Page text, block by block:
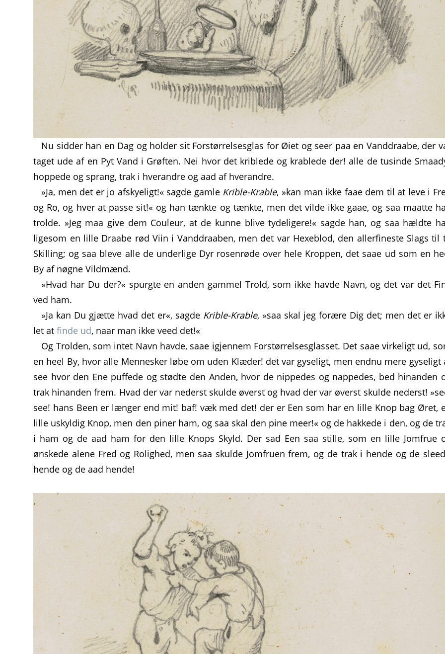
Nu sidder han en Dag og holder sit Forstørrelsesglas for Øiet og seer paa en Vanddraabe, der
taget ude af en Pyt Vand i Grøften. Nei hvor det kriblede og krablede der! alle de tusinde
hoppede og sprang, trak i hverandre og aad af hverandre.
»Ja, men det er jo afskyeligt!« sagde gamle Krible-Krable, »kan man ikke faae dem til at leve i
og Ro, og hver at passe sit!« og han tænkte og tænkte, men det vilde ikke gaae, og saa maatte
trolde. »Jeg maa give dem Couleur, at de kunne blive tydeligere!« sagde han, og saa hældte
ligesom en lille Draabe rød Viin i Vanddraaben, men det var Hexeblod, den allerfineste Slags til
Skilling; og saa bleve alle de underlige Dyr rosenrøde over hele Kroppen, det saae ud som en
By af nøgne Vildmænd.
»Hvad har Du der?« spurgte en anden gammel Trold, som ikke havde Navn, og det var det
ved ham.
»Ja kan Du gjætte hvad det er«, sagde Krible-Krable, »saa skal jeg forære Dig det; men det er
let atfinde ud, naar man ikke veed det!«
Og Trolden, som intet Navn havde, saae igjennem Forstørrelsesglasset. Det saae virkeligt ud,
en heel By, hvor alle Mennesker løbe om uden Klæder! det var gyseligt, men endnu mere gyseligt
see hvor den Ene puffede og stødte den Anden, hvor de nippedes og nappedes, bed hinanden
trak hinanden frem. Hvad der var nederst skulde øverst og hvad der var øverst skulde nederst!
see! hans Been er længer end mit! baf! væk med det! der er Een som har en lille Knop bag Øret,
lille uskyldig Knop, men den piner ham, og saa skal den pine meer!« og de hakkede i den, og de
i ham og de aad ham for den lille Knops Skyld. Der sad Een saa stille, som en lille Jomfrue
ønskede alene Fred og Rolighed, men saa skulde Jomfruen frem, og de trak i hende og de
hende og de aad hende!